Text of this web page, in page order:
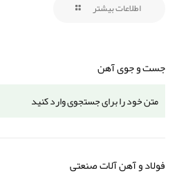
اطلاعات بیشتر
جست و جوی آهن
فولاد و آهن آلات صنعتی